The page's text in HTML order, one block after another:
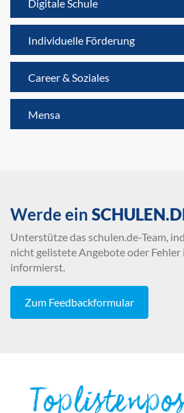
Digitale Schule
Individuelle Förderung
Career & Soziales
Mensa
Werde ein
Unterstütze das schulen.de-Team,
nicht gelistete Angebote oder Fehler
informierst.
Zum Feedbackformular